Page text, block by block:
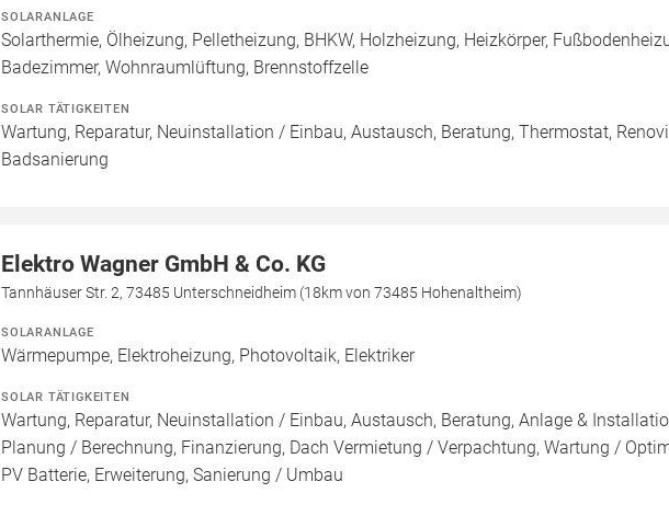
SOLARANLAGE
Solarthermie, Ölheizung, Pelletheizung, BHKW, Holzheizung, Heizkörper,
Badezimmer, Wohnraumlüftung, Brennstoffzelle
SOLAR TÄTIGKEITEN
Wartung, Reparatur, Neuinstallation / Einbau, Austausch, Beratung, Thermostat,
Badsanierung
Elektro Wagner GmbH & Co. KG
Tannhäuser Str. 2, 73485 Unterschneidheim (18km von 73485 Hohenaltheim)
SOLARANLAGE
Wärmepumpe, Elektroheizung, Photovoltaik, Elektriker
SOLAR TÄTIGKEITEN
Wartung, Reparatur, Neuinstallation / Einbau, Austausch, Beratung, Anlage &
Planung / Berechnung, Finanzierung, Dach Vermietung / Verpachtung, Wartung /
PV Batterie, Erweiterung, Sanierung / Umbau